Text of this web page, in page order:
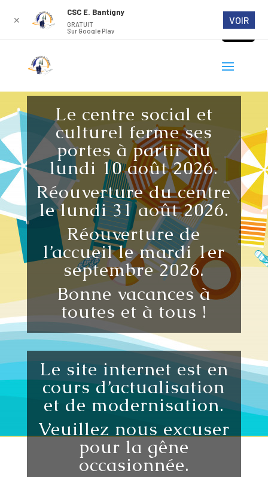
Le centre social et
culturel ferme ses
portes à partir du
lundi 10 août 2026.
Réouverture du centre
le lundi 31 août 2026.
Réouverture de
l’accueil le mardi 1er
septembre 2026.
Bonne vacances à
toutes et à tous !
Le site internet est en
cours d’actualisation
et de modernisation.
Veuillez nous excuser
pour la gêne
occasionnée.
✕
CSC E. Bantigny
GRATUIT
Sur Google Play
VOIR